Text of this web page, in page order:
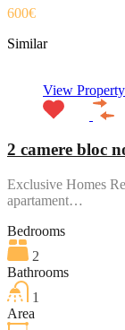
600€
Similar
View Property
2 camere bloc
Exclusive Homes
apartament…
Bedrooms
2
Bathrooms
1
Area